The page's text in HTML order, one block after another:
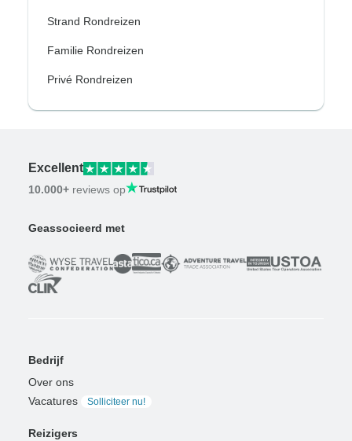
Strand Rondreizen
Familie Rondreizen
Privé Rondreizen
Excellent
10.000+ reviews op
Geassocieerd met
Bedrijf
Over ons
Vacatures
Solliciteer nu!
Reizigers